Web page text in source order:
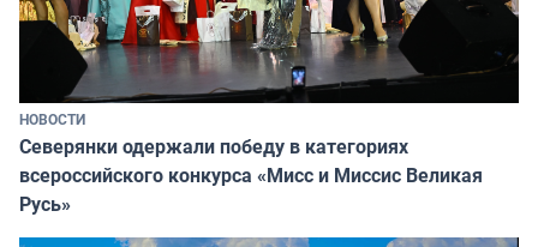
НОВОСТИ
Северянки одержали победу в категориях
всероссийского конкурса «Мисс и Миссис Великая
Русь»